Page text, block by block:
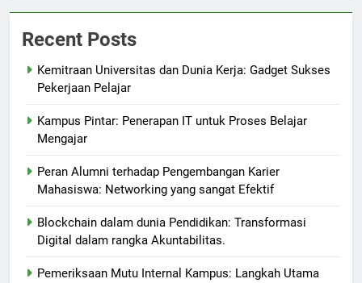
Recent Posts
Kemitraan Universitas dan Dunia Kerja: Gadget Sukses
Pekerjaan Pelajar
Kampus Pintar: Penerapan IT untuk Proses Belajar
Mengajar
Peran Alumni terhadap Pengembangan Karier
Mahasiswa: Networking yang sangat Efektif
Blockchain dalam dunia Pendidikan: Transformasi
Digital dalam rangka Akuntabilitas.
Pemeriksaan Mutu Internal Kampus: Langkah Utama